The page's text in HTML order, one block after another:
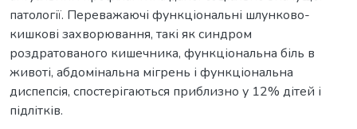
патології. Переважаючі функціональні шлунково-
кишкові захворювання, такі як синдром
роздратованого кишечника, функціональна біль в
животі, абдомінальна мігрень і функціональна
диспепсія, спостерігаються приблизно у 12% дітей і
підлітків.